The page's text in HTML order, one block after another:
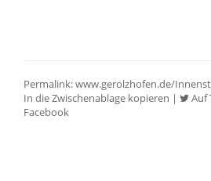
Permalink:www.gerolzhofen.de/
In die Zwischenablage kopieren | Auf
Facebook